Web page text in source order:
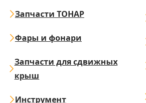
Запчасти ТОНАР
Фары и фонари
Запчасти для сдвижных
крыш
Инструмент